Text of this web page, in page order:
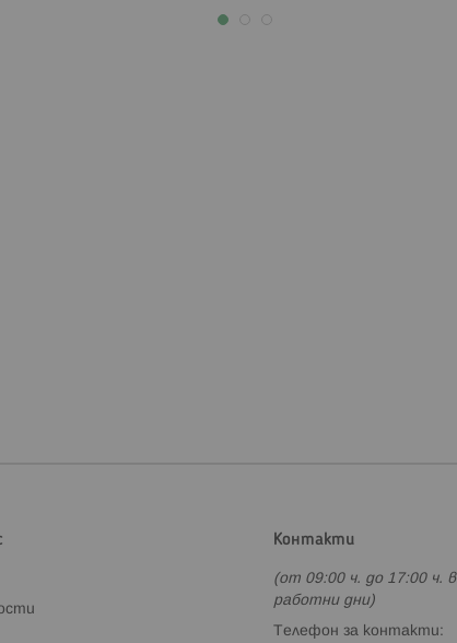
Контакти
(от 09:00 ч. до 17:00 ч. в
работни дни)
Телефон за контакти: